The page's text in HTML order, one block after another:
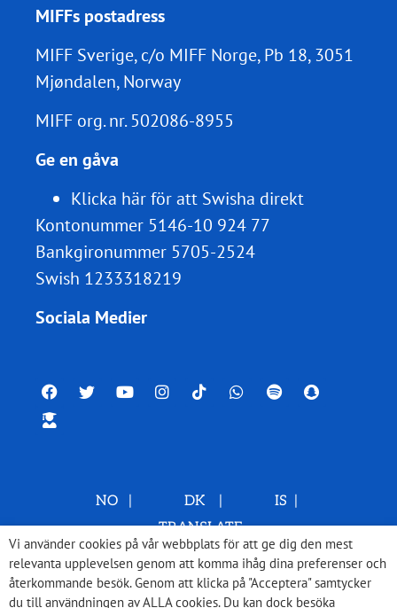
MIFFs postadress
MIFF Sverige, c/o MIFF Norge, Pb 18, 3051
Mjøndalen, Norway
MIFF org. nr.502086-8955
Ge en gåva
Klicka här för att Swisha direkt
Kontonummer 5146-10 924 77
Bankgironummer 5705-2524
Swish 1233318219
Sociala Medier
NO DK IS
TRANSLATE
Vi använder cookies på vår webbplats för att ge dig den mest
relevanta upplevelsen genom att komma ihåg dina preferenser och
återkommande besök. Genom att klicka på "Acceptera" samtycker
du till användningen av ALLA cookies. Du kan dock besöka